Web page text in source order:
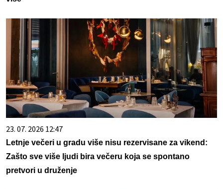
23. 07. 2026 12:47
Letnje večeri u gradu više nisu rezervisane za vikend:
Zašto sve više ljudi bira večeru koja se spontano
pretvori u druženje